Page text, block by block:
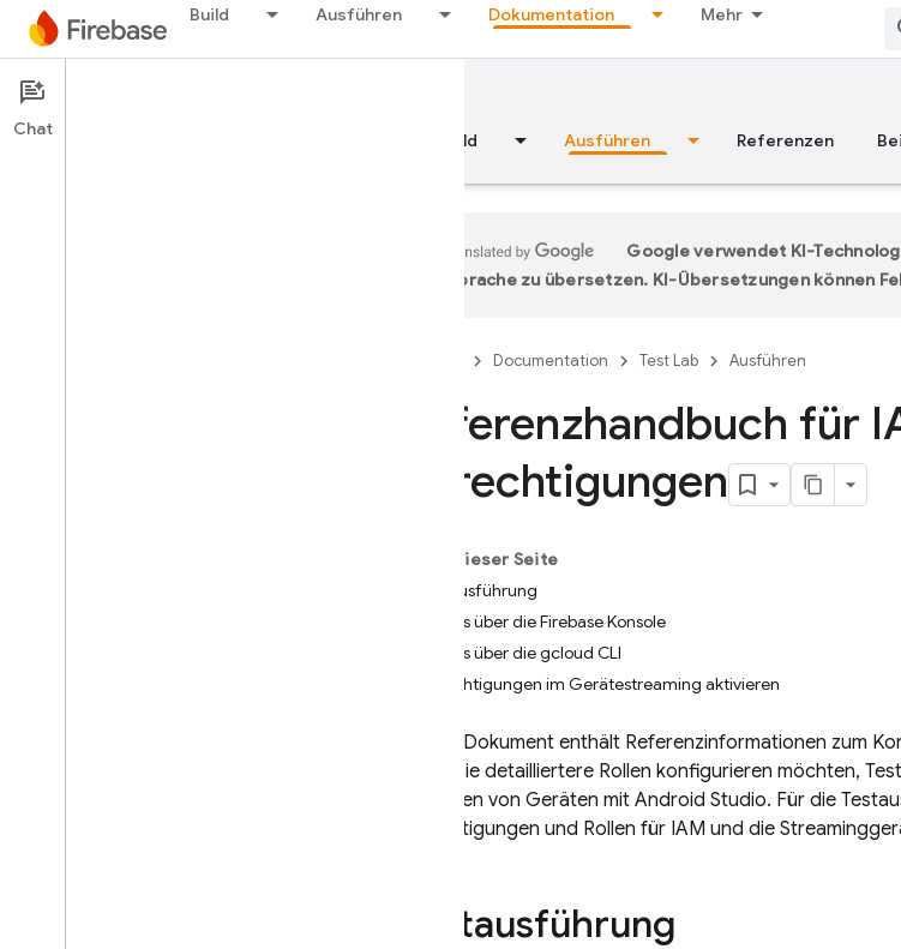
Build Ausführen Dokumentation Mehr
Documentation
Übersicht Build Ausführen Referenzen
Google verwendet KI-
Sprache zu übersetzen. KI-Übersetzungen können
Documentation Test Lab Ausführen
Referenzhandbuch für
Berechtigungen
Auf dieser Seite
Testausführung
Tests über die Firebase Konsole
Tests über die gcloud CLI
Berechtigungen im Gerätestreaming aktivieren
Dieses Dokument enthält Referenzinformationen zum
Wenn Sie detailliertere Rollen konfigurieren möchten,
Streamen von Geräten mit Android Studio. Für die
Berechtigungen und Rollen für IAM und die
Testausführung
Chat